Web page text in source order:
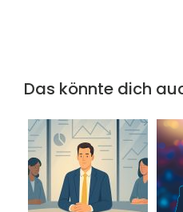
Das könnte dich